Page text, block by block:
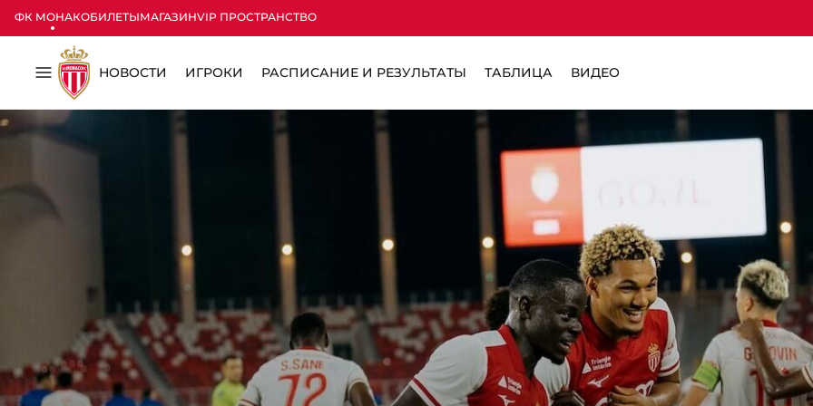
ФК МОНАКОБИЛЕТЫМАГАЗИНVIP ПРОСТРАНСТВО
Меню
НОВОСТИ ИГРОКИ РАСПИСАНИЕ И РЕЗУЛЬТАТЫ ТАБЛИЦА ВИДЕО